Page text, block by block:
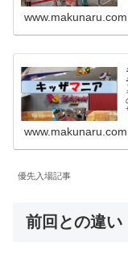
www.makunaru.com
www.makunaru.com
優先入場記事
前回との違い